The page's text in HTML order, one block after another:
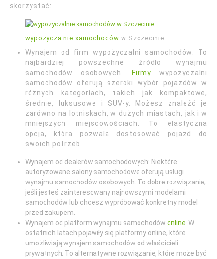
skorzystać:
wypożyczalnie samochodów w Szczecinie
Wynajem od firm wypożyczalni samochodów: To
najbardziej powszechne źródło wynajmu
samochodów osobowych.
Firmy wypożyczalni
samochodów oferują szeroki wybór pojazdów w
różnych kategoriach, takich jak kompaktowe,
średnie, luksusowe i SUV-y. Możesz znaleźć je
zarówno na lotniskach, w dużych miastach, jak i w
mniejszych miejscowościach. To elastyczna
opcja, która pozwala dostosować pojazd do
swoich potrzeb.
Wynajem od dealerów samochodowych: Niektóre
autoryzowane salony samochodowe oferują usługi
wynajmu samochodów osobowych. To dobre rozwiązanie,
jeśli jesteś zainteresowany najnowszymi modelami
samochodów lub chcesz wypróbować konkretny model
przed zakupem.
Wynajem od platform wynajmu samochodów online: W
ostatnich latach pojawiły się platformy online, które
umożliwiają wynajem samochodów od właścicieli
prywatnych. To alternatywne rozwiązanie, które może być